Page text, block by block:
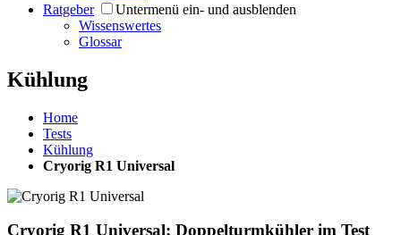
Ratgeber
Untermenü ein- und ausblenden
Wissenswertes
Glossar
Kühlung
Home
Tests
Kühlung
Cryorig R1 Universal
Cryorig R1 Universal: Doppelturmkühler im Test